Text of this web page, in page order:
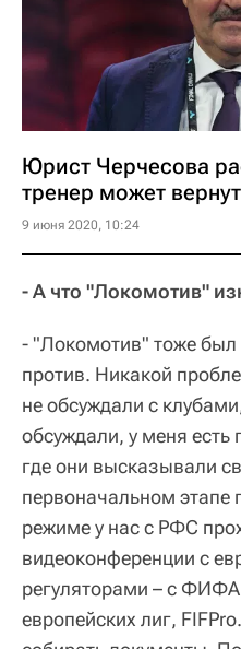
Юрист Черчесова
тренер может
9 июня 2020, 10:24
- А что "Локомотив"
- "Локомотив" тоже был
против. Никакой
не обсуждали с
обсуждали, у меня есть
где они высказывали
первоначальном этапе
режиме у нас с РФС
видеоконференции с
регуляторами – с
европейских лиг,